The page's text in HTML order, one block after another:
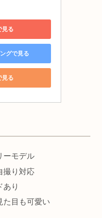
見る
グで見る
る
ーモデル
撮り対応
あり
た目も可愛い